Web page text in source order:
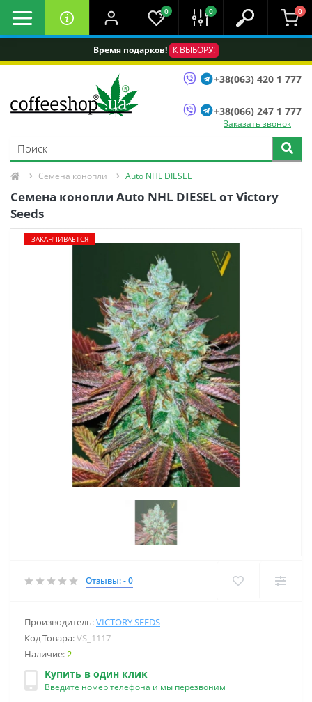
Время подарков! К ВЫБОРУ!
0 0 0
+38(063) 420 1 777
+38(066) 247 1 777
Заказать звонок
Семена конопли Auto NHL DIESEL
Семена конопли Auto NHL DIESEL oт Victory
Seeds
ЗАКАНЧИВАЕТСЯ
Отзывы: - 0
Производитель:VICTORY SEEDS
Код Товара:VS_1117
Наличие:2
Купить в один клик
Введите номер телефона и мы перезвоним